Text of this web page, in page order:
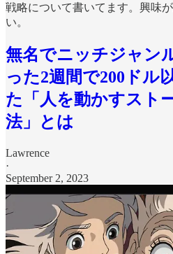
戦略について書いてます。興味
い。
無名でニッチジャン
った2週間で200ドル
た「人を動かすスト
法」とは
Lawrence
·
September 2, 2023